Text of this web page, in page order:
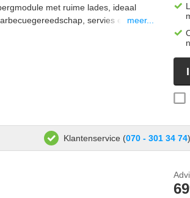
met ruime lades, ideaal
servies en meer...
Klantenservice (070 - 301 34 74